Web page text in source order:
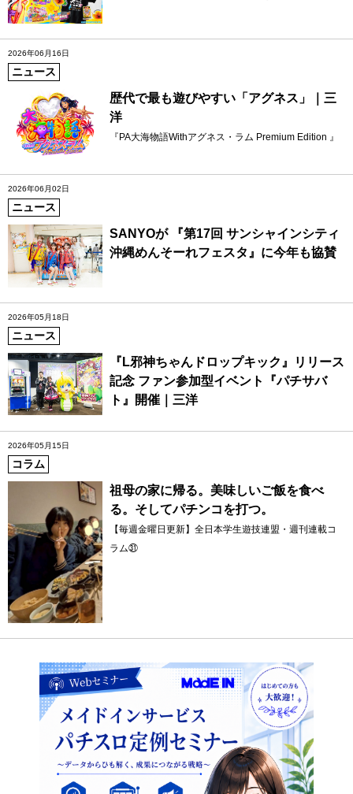
2026年06月16日
ニュース
歴代で最も遊びやすい「アグネス」｜三
洋
『PA大海物語Withアグネス・ラム Premium Edition 』
2026年06月02日
ニュース
SANYOが 『第17回 サンシャインシティ
沖縄めんそーれフェスタ』に今年も協賛
2026年05月18日
ニュース
『L邪神ちゃんドロップキック』リリース
記念 ファン参加型イベント『パチサバ
ト』開催｜三洋
2026年05月15日
コラム
祖母の家に帰る。美味しいご飯を食べ
る。そしてパチンコを打つ。
【毎週金曜日更新】全日本学生遊技連盟・週刊連載コ
ラム㉛